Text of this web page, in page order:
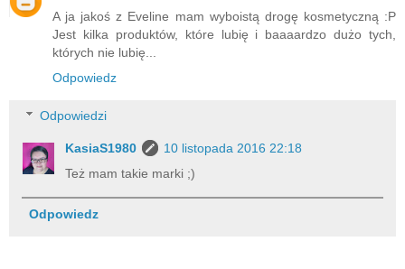
A ja jakoś z Eveline mam wyboistą drogę kosmetyczną :P
Jest kilka produktów, które lubię i baaaardzo dużo tych,
których nie lubię...
Odpowiedz
Odpowiedzi
KasiaS1980
10 listopada 2016 22:18
Też mam takie marki ;)
Odpowiedz